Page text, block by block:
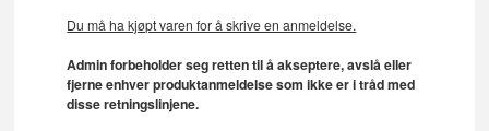
Du må ha kjøpt varen for å skrive en anmeldelse.
Admin forbeholder seg retten til å akseptere, avslå eller
fjerne enhver produktanmeldelse som ikke er i tråd med
disse retningslinjene.